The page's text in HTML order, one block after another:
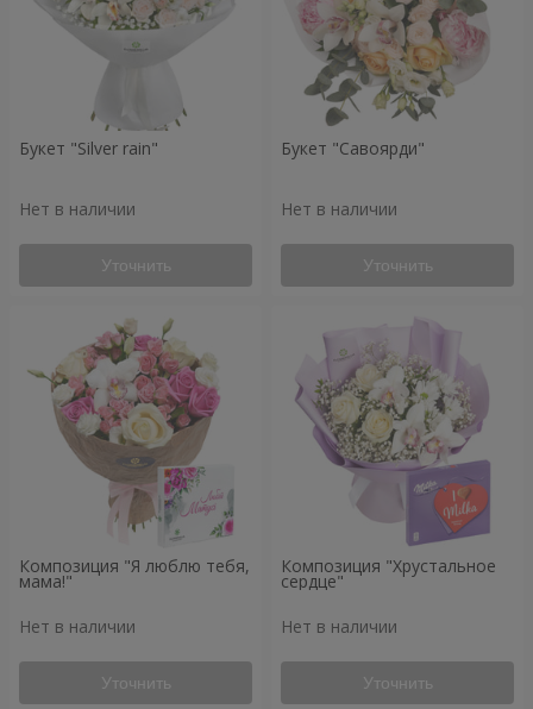
Букет "Silver rain"
Нет в наличии
Уточнить
Букет "Савоярди"
Нет в наличии
Уточнить
Композиция "Я люблю тебя,
мама!"
Нет в наличии
Уточнить
Композиция "Хрустальное
сердце"
Нет в наличии
Уточнить